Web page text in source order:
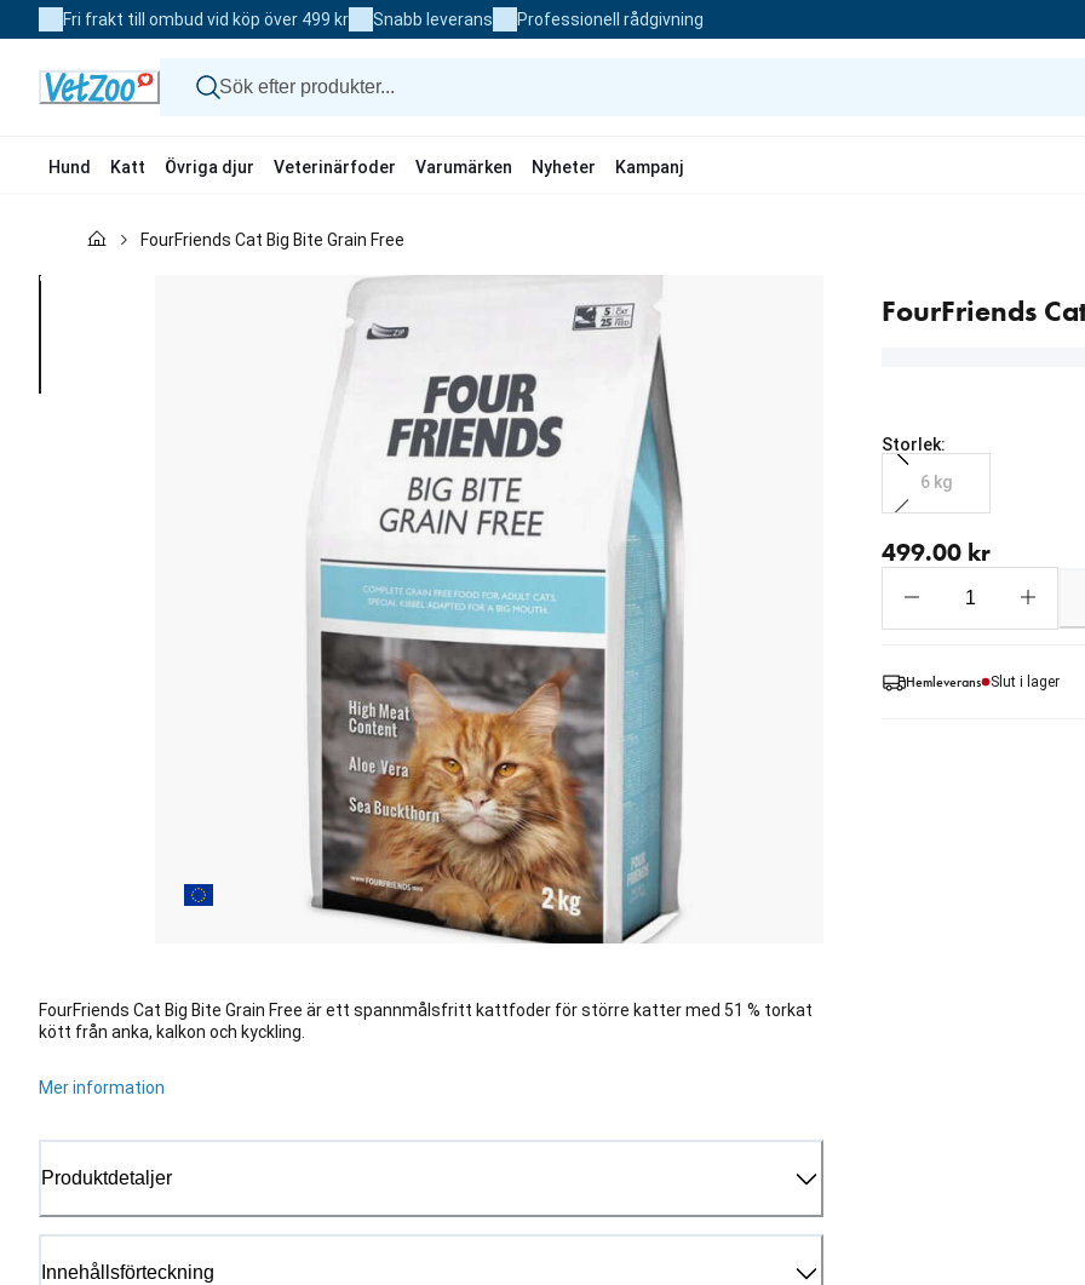
to
Fri frakt till ombud vid köp över 499 kr Snabb leverans Professionell rådgivning
Hund Katt Övriga djur Veterinärfoder Varumärken Nyheter Kampanj
FourFriends Cat Big Bite Grain Free
FourFriends
FourFriends Cat Big Bite Grain Free är ett spannmålsfritt kattfoder för större katter med 51 % torkat
kött från anka, kalkon och kyckling.
Mer information
Produktdetaljer
Innehållsförteckning
Storlek:
6 kg
499.00 kr
Hemleverans Slut i lager